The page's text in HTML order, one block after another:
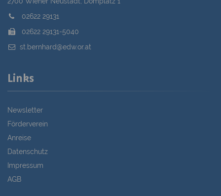
02622 29131
02622 29131-5040
st.bernhard@edw.or.at
Links
Newsletter
Förderverein
Anreise
Datenschutz
Impressum
AGB